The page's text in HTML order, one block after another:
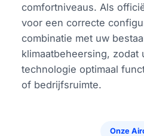
comfortniveaus. Als
voor een correcte
combinatie met uw
klimaatbeheersing, zodat
technologie optimaal
of bedrijfsruimte.
Onze